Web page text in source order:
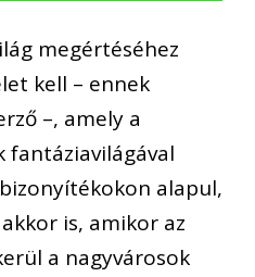
megértéséhez
kell – ennek
–, amely a
alapul,
is, amikor az
a nagyvárosok